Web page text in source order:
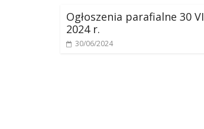
Ogłoszenia parafialne 30 VI
2024 r.
30/06/2024